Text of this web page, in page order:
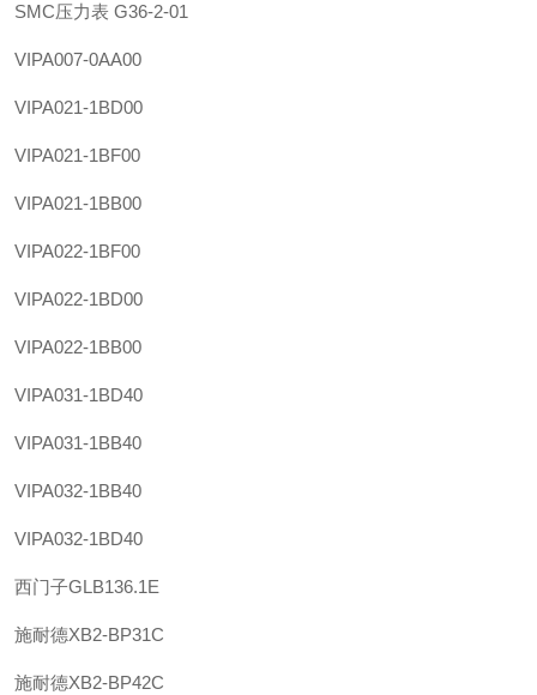
SMC压力表 G36-2-01
VIPA007-0AA00
VIPA021-1BD00
VIPA021-1BF00
VIPA021-1BB00
VIPA022-1BF00
VIPA022-1BD00
VIPA022-1BB00
VIPA031-1BD40
VIPA031-1BB40
VIPA032-1BB40
VIPA032-1BD40
西门子GLB136.1E
施耐德XB2-BP31C
施耐德XB2-BP42C